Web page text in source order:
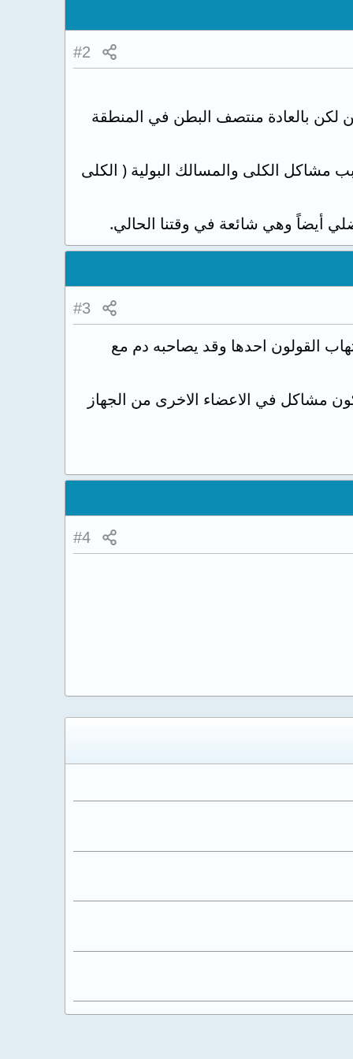
#2
لكن بالعادة منتصف البطن في المنطقة
مشاكل الكلى والمسالك البولية ( الكلى
أيضاً وهي شائعة في وقتنا الحالي.
#3
القولون احدها وقد يصاحبه دم مع
مشاكل في الاعضاء الاخرى من الجهاز
#4